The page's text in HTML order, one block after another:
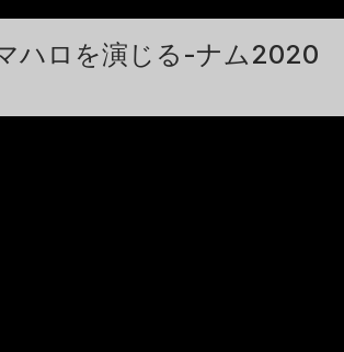
ハロを演じる-ナム2020